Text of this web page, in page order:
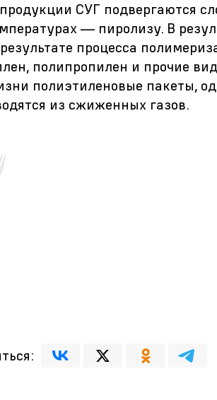
СУГ подвергаются
— пиролизу. В
процесса
полипропилен и прочие
полиэтиленовые пакеты,
из сжиженных газов.